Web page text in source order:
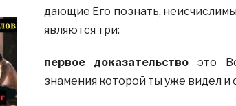
дающие Его познать,
являются три:
первое доказательство это
знамения которой ты уже видел и